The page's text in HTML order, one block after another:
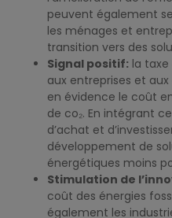
peuvent également
les ménages et
transition vers des
Signal positif: la
aux entreprises et
en évidence le coût
de co₂. En intégrant
d’achat et
développement de
énergétiques moins
Stimulation de
coût des énergies
également les